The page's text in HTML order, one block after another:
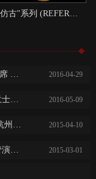
2016-04-29
法国SELMER首席萨克斯维修技师马丁.德意士免费乐器保养维修服务 2016-05-09
2015-04-10
法国LOREE双簧管艺术家，世界著名双簧管演奏家阿历克斯·克莱恩广州，西安，济南音乐会及大师班 2015-03-01